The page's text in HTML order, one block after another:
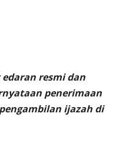
resmi dan
penerimaan
ijazah di